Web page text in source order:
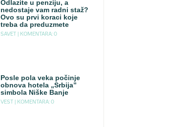
Odlazite u penziju, a
nedostaje vam radni staž?
Ovo su prvi koraci koje
treba da preduzmete
SAVET | KOMENTARA: 0
Posle pola veka počinje
obnova hotela „Srbija”
simbola Niške Banje
VEST | KOMENTARA: 0